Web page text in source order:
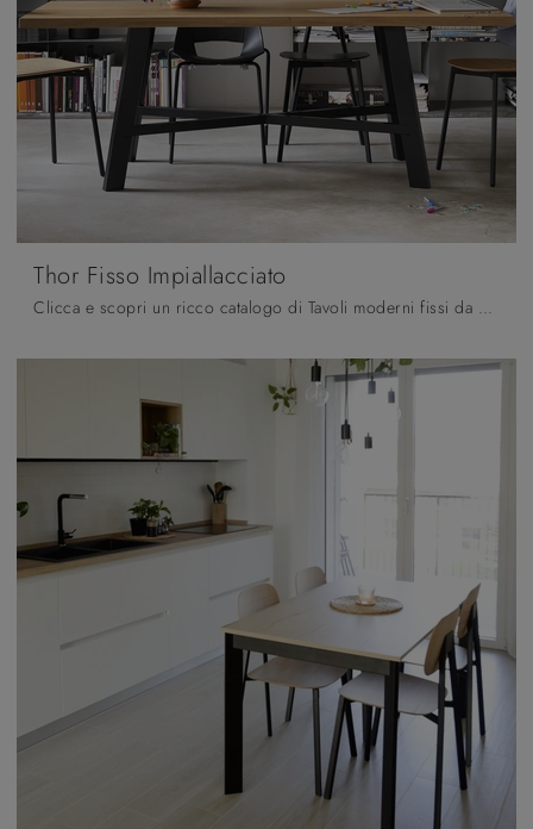
Thor Fisso Impiallacciato
Clicca e scopri un ricco catalogo di Tavoli moderni fissi da pranzo! Il modello Thor Fisso Impiallacciato di Pointhouse ti aspetta.